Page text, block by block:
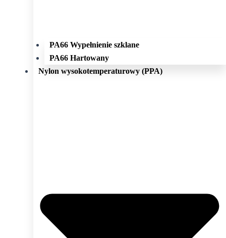
PA66 Wypełnienie szklane
PA66 Hartowany
Nylon wysokotemperaturowy (PPA)